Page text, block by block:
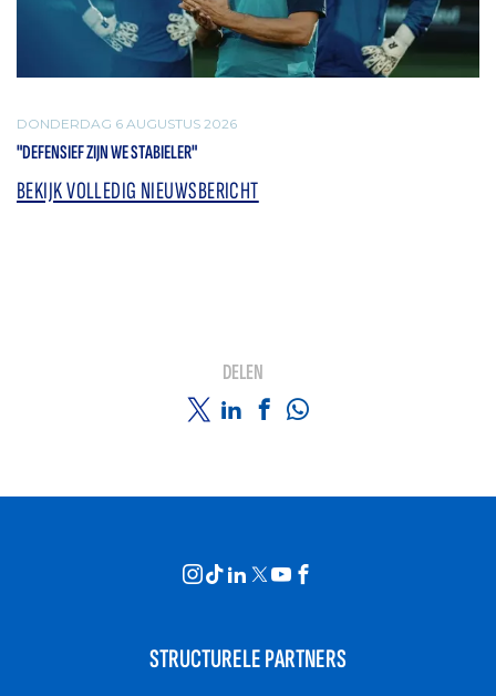
DONDERDAG 6 AUGUSTUS 2026
"DEFENSIEF ZIJN WE STABIELER"
BEKIJK VOLLEDIG NIEUWSBERICHT
DELEN
STRUCTURELE PARTNERS